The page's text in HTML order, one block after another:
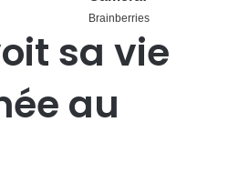
sa vie
au